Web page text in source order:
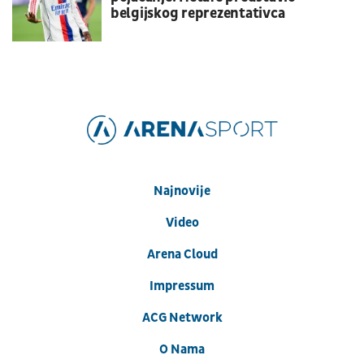
belgijskog reprezentativca
Najnovije
Video
Arena Cloud
Impressum
ACG Network
O Nama